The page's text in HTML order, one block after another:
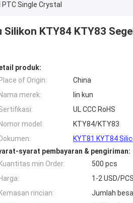
Single Crystal
KTY84 KTY83
produk:
Place of Origin:
China
Nama merek:
lin kun
UL CCC RoHS
Nomor model:
KTY84/KTY83
Dokumen:
KYT81 KYT84
syarat pembayaran & pengiriman:
Kuantitas min Order:
500 pcs
Harga:
1-2 USD/PCS
Kemasan rincian:
Jumlah